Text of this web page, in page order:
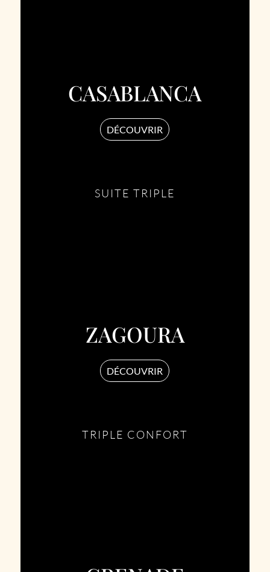
CASABLANCA
DÉCOUVRIR
SUITE TRIPLE
ZAGOURA
DÉCOUVRIR
TRIPLE CONFORT